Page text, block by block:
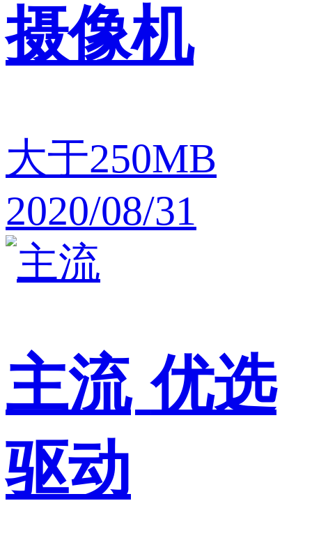
摄像机
大于250MB
2020/08/31
主流 优选
驱动